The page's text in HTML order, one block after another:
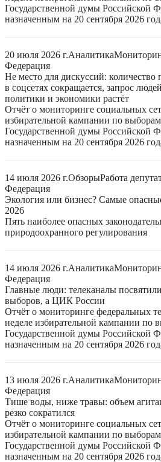
Государственной думы Российской
назначенным на 20 сентября 2026
20 июля 2026 г.Аналитика
Федерация
Не место для дискуссий: количество
в соцсетях сокращается, запрос
политики и экономики растёт
Отчёт о мониторинге социальных
избирательной кампании по выборам
Государственной думы Российской
назначенным на 20 сентября 2026
14 июля 2026 г.ОбзорыРабота
Федерация
Экология или бизнес? Самые
2026
Пять наиболее опасных
природоохранного регулирования
14 июля 2026 г.Аналитика
Федерация
Главные люди: телеканалы
выборов, а ЦИК России
Отчёт о мониторинге федеральных
неделе избирательной кампании по
Государственной думы Российской
назначенным на 20 сентября 2026
13 июля 2026 г.Аналитика
Федерация
Тише воды, ниже травы: объем
резко сократился
Отчёт о мониторинге социальных
избирательной кампании по выборам
Государственной думы Российской
назначенным на 20 сентября 2026